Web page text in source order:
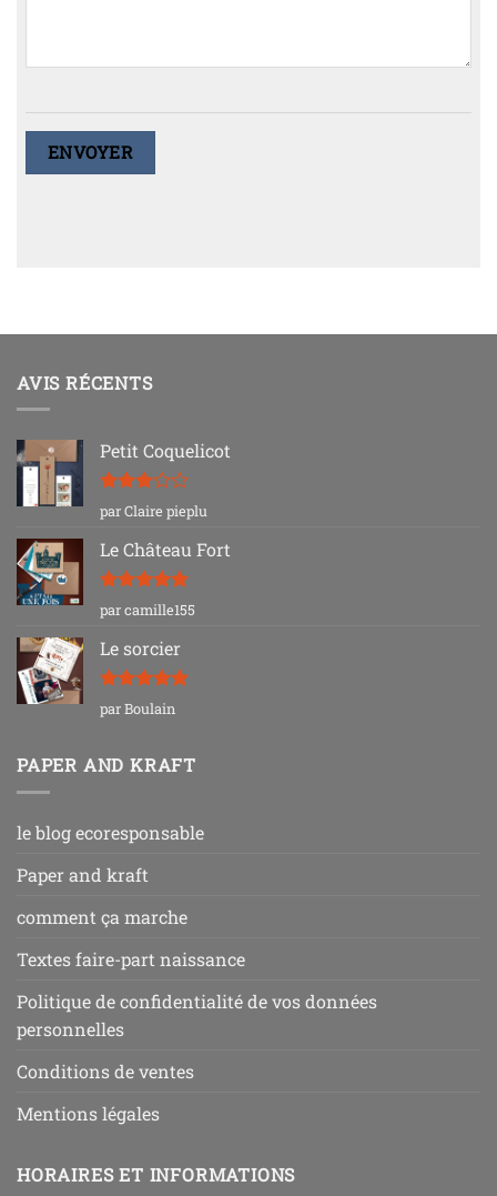
AVIS RÉCENTS
Petit Coquelicot
Note3
sur 5
par Claire pieplu
Le Château Fort
Note5sur
5
par camille155
Le sorcier
Note5sur
5
par Boulain
PAPER AND KRAFT
le blog ecoresponsable
Paper and kraft
comment ça marche
Textes faire-part naissance
Politique de confidentialité de vos données
personnelles
Conditions de ventes
Mentions légales
HORAIRES ET INFORMATIONS